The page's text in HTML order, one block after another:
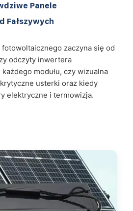
Panele
Fałszywych
zaczyna się od
odczyty inwertera
modułu, czy wizualna
usterki oraz kiedy
elektryczne i termowizja.